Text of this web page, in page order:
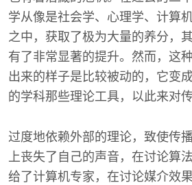
学从像是社会学、心理学、计算
之中，获取了极为大量的养分，
有了非常显著的提升。然而，这
出来的样子是比较被动的，它变
的学科那些理论工具，以此来对
过度地依赖外部的理论，致使传
上丧失了自己的声音，在讨论算
给了计算机专家，在讨论媒介效